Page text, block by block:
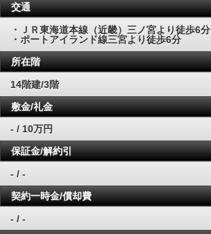
交通
・ＪＲ東海道本線（近畿）三ノ宮より徒歩6分
・ポートアイランド線三宮より徒歩6分
所在階
14階建/3階
敷金/礼金
- / 10万円
保証金/解約引
- / -
契約一時金/償却費
- / -